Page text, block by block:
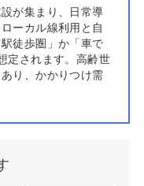
が集まり、日常導
ーカル線利用と自
徒歩圏」か「車で
定されます。高齢世
り、かかりつけ需
昼夜差と年齢構
・皮膚科・小児科
前小規模区画また